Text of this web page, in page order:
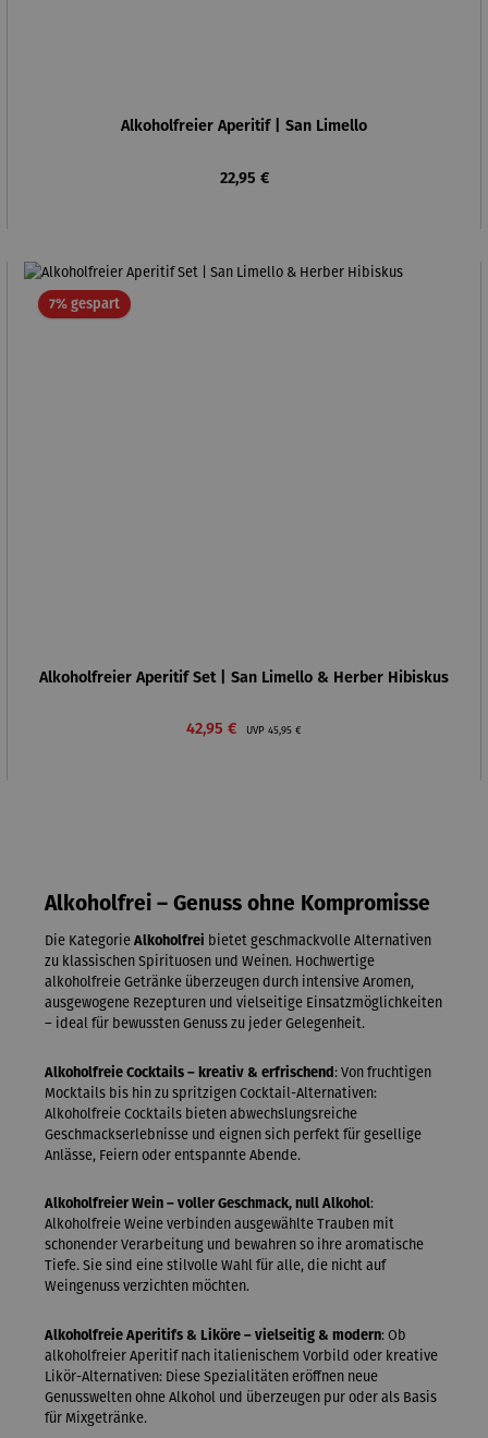
Alkoholfreier Aperitif | San Limello
Regulärer Preis:
22,95 €
7% gespartRabatt
Alkoholfreier Aperitif Set | San Limello & Herber Hibiskus
Verkaufspreis:
42,95 € UVP Regulärer Preis:
45,95 €
Alkoholfrei – Genuss ohne Kompromisse
Die Kategorie Alkoholfrei bietet geschmackvolle Alternativen
zu klassischen Spirituosen und Weinen. Hochwertige
alkoholfreie Getränke überzeugen durch intensive Aromen,
ausgewogene Rezepturen und vielseitige Einsatzmöglichkeiten
– ideal für bewussten Genuss zu jeder Gelegenheit.
Alkoholfreie Cocktails – kreativ & erfrischend : Von fruchtigen
Mocktails bis hin zu spritzigen Cocktail-Alternativen:
Alkoholfreie Cocktails bieten abwechslungsreiche
Geschmackserlebnisse und eignen sich perfekt für gesellige
Anlässe, Feiern oder entspannte Abende.
Alkoholfreier Wein – voller Geschmack, null Alkohol:
Alkoholfreie Weine verbinden ausgewählte Trauben mit
schonender Verarbeitung und bewahren so ihre aromatische
Tiefe. Sie sind eine stilvolle Wahl für alle, die nicht auf
Weingenuss verzichten möchten.
Alkoholfreie Aperitifs & Liköre – vielseitig & modern: Ob
alkoholfreier Aperitif nach italienischem Vorbild oder kreative
Likör-Alternativen: Diese Spezialitäten eröffnen neue
Genusswelten ohne Alkohol und überzeugen pur oder als Basis
für Mixgetränke.